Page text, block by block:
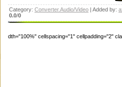
Category: Converter.Audio/Video | Added by:
0.0/0
dth="100%" cellspacing="1" cellpadding="2"